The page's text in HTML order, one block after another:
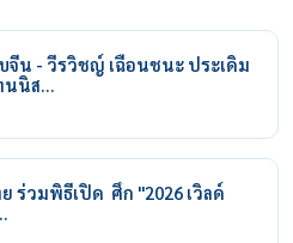
น - วีรวิชญ์ เฉือนชนะ ประเดิม
นนิส…
ร่วมพิธีเปิด ศึก "2026 เวิลด์